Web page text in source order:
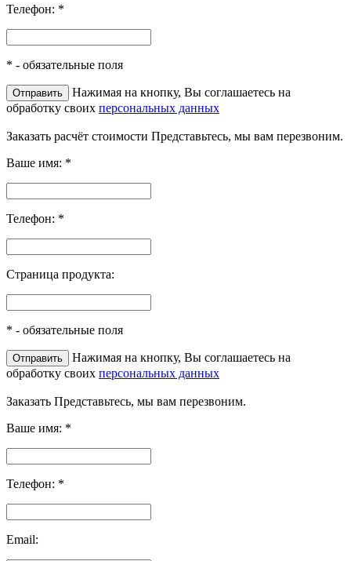
Телефон: *
* - обязательные поля
Нажимая на кнопку, Вы соглашаетесь на
обработку своих персональных данных
Заказать расчёт стоимости Представьтесь, мы вам перезвоним.
Ваше имя: *
Телефон: *
Страница продукта:
* - обязательные поля
Нажимая на кнопку, Вы соглашаетесь на
обработку своих персональных данных
Заказать Представьтесь, мы вам перезвоним.
Ваше имя: *
Телефон: *
Email: